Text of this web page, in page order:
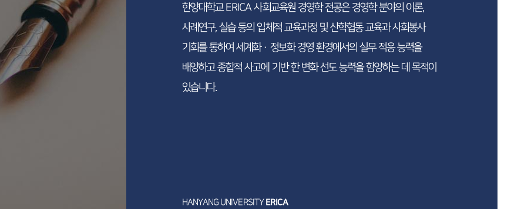
한양대학교 ERICA 사회교육원 경영학 전공은 경영학 분야의 이론,
사례연구, 실습 등의 입체적 교육과정 및 산학협동 교육과 사회봉사
기회를 통하여 세계화 · 정보화 경영 환경에서의 실무 적응 능력을
배양하고 종합적 사고에 기반 한 변화 선도 능력을 함양하는 데 목적이
있습니다.
HANYANG UNIVERSITYERICA